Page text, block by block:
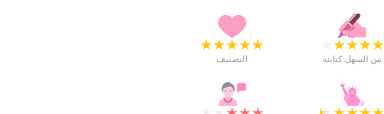
★
★
★
★
★
التصنيف
★
★
★
★
من السهل كتابته